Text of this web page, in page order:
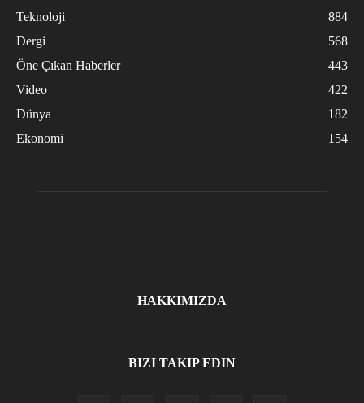
Teknoloji
884
Dergi
568
Öne Çıkan Haberler
443
Video
422
Dünya
182
Ekonomi
154
HAKKIMIZDA
BIZI TAKIP EDIN